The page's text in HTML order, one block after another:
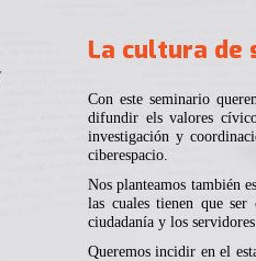
La cultura de
Con este seminario
difundir els valores
investigación y
ciberespacio.
Nos planteamos también
las cuales tienen que
ciudadanía y los
Queremos incidir en el